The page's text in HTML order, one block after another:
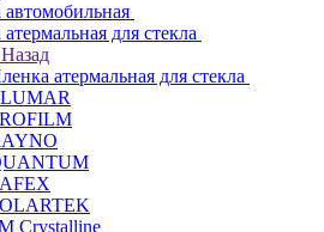
для стекла
Назад
атермальная для стекла
Crystalline